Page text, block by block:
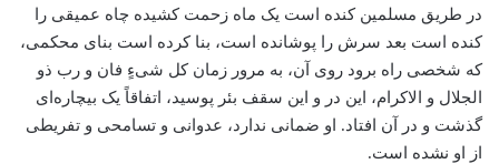
در طریق مسلمین کنده است یک ماه زحمت کشیده چاه عمیقی را
کنده است بعد سرش را پوشانده است، بنا کرده است بنای محکمی،
که شخصی راه برود روی آن، به مرور زمان کل شیءٍ فان و رب ذو
الجلال و الاکرام، این در و این سقف بئر پوسید، اتفاقاً یک بیچاره‌ای
گذشت و در آن افتاد. او ضمانی ندارد، عدوانی و تسامحی و تفریطی
از او نشده است.